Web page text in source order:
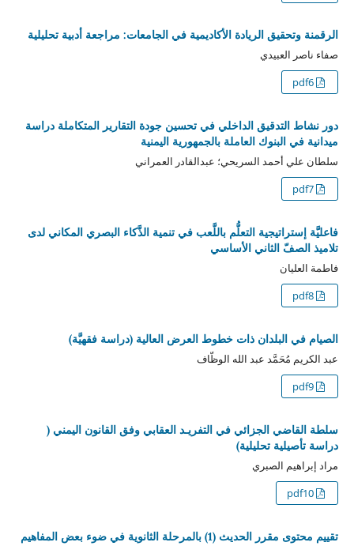
الرقمنة وتحقيق الريادة الأكاديمية في الجامعات: مراجعة أدبية تحليلية
صفاء ناصر العبيدي
pdf6
دور نشاط التدقيق الداخلي في تحسين جودة التقارير المتكاملة دراسة
ميدانية في البنوك العاملة بالجمهورية اليمنية
سلطان علي أحمد السريحي؛ عبدالقادر العمراني
pdf7
فاعليَّة إستراتيجية التعلُّم باللَّعب في تنمية الذَّكاء البصري المكاني لدى
تلاميذ الصفّ الثاني الأساسي
فاطمة العليان
pdf8
الصيام في البلدان ذات خطوط العرض العالية (دراسة فقهيَّة)
عبد الكريم مُحَمَّد عبد الله الوظّاف
pdf9
سلطة القاضي الجزائي في التفريـد العقابي وفق القانون اليمني (
دراسة تأصيلية تحليلية)
مراد إبراهيم الصبري
pdf10
تقييم محتوى مقرر الحديث (1) بالمرحلة الثانوية في ضوء بعض المفاهيم